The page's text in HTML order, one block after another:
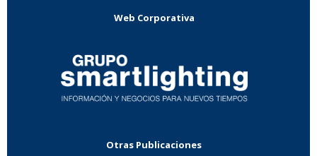
Web Corporativa
Otras Publicaciones